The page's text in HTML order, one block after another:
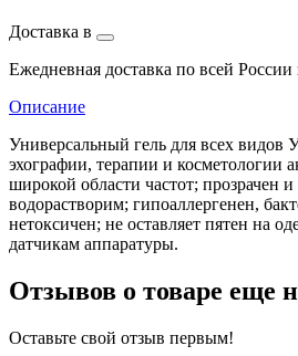
Доставка в
Ежедневная доставка по всей России
Описание
Универсальный гель для всех видов
эхографии, терапии и косметологии
широкой области частот; прозрачен
водорастворим; гипоаллергенен,
нетоксичен; не оставляет пятен на
датчикам аппаратуры.
Отзывов о товаре еще
Оставьте свой отзыв первым!